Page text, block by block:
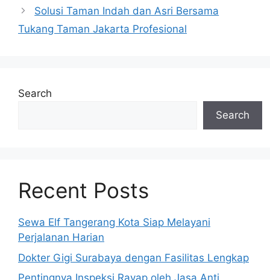
Solusi Taman Indah dan Asri Bersama
Tukang Taman Jakarta Profesional
Search
Search
Recent Posts
Sewa Elf Tangerang Kota Siap Melayani
Perjalanan Harian
Dokter Gigi Surabaya dengan Fasilitas Lengkap